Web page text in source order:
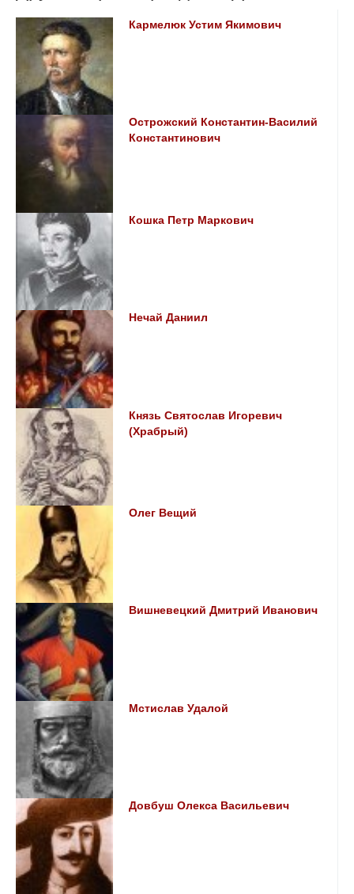
Кармелюк Устим Якимович
Острожский Константин-Василий
Константинович
Кошка Петр Маркович
Нечай Даниил
Князь Святослав Игоревич
(Храбрый)
Олег Вещий
Вишневецкий Дмитрий Иванович
Мстислав Удалой
Довбуш Олекса Васильевич